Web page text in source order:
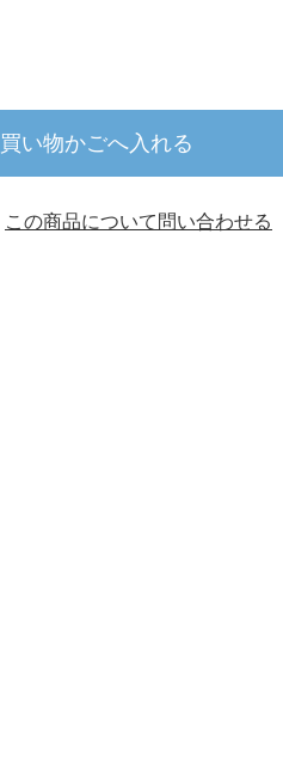
買い物かごへ入れる
この商品について問い合わせる